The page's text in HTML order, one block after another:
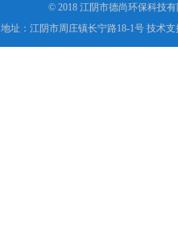
© 2018 江阴市德尚环保科技
地址：江阴市周庄镇长宁路18-1号 技术